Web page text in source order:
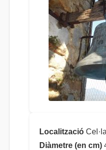
Localització
Diàmetre (en cm)